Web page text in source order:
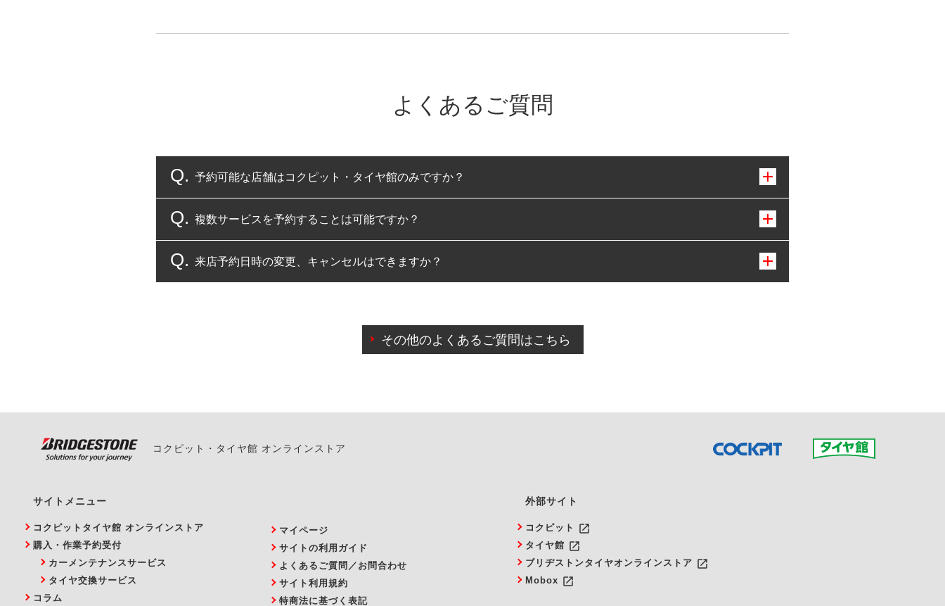
よくあるご質問
予約可能な店舗はコクピット・タイヤ館のみですか？
コクピット・タイヤ館のみとなります。
複数サービスを予約することは可能ですか？
複数サービスのご予約は可能です。
来店予約日時の変更、キャンセルはできますか？
また、やむを得ない事由によりご予約のキャンセルをご希望の際は、直接ご予約いただいた店舗へご連絡くださ
その他のよくあるご質問はこちら
コクピット・タイヤ館 オンラインストア
サイトメニュー
コクピットタイヤ館 オンラインストア
購入・作業予約受付
カーメンテナンスサービス
タイヤ交換サービス
コラム
マイページ
サイトの利用ガイド
よくあるご質問／お問合わせ
サイト利用規約
特商法に基づく表記
外部サイト
コクピット launch
タイヤ館 launch
ブリヂストンタイヤオンラインストア launch
Mobox launch